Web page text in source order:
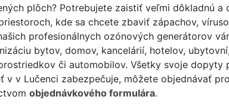
plôch? Potrebujete zaistiť veľmi dôkladnú a
kde sa chcete zbaviť zápachov,
profesionálnych ozónových generátorov
bytov, domov, kancelárií, hotelov,
či automobilov. Všetky svoje dopyty
v v Lučenci zabezpečuje, môžete objednávať
objednávkového formulára.